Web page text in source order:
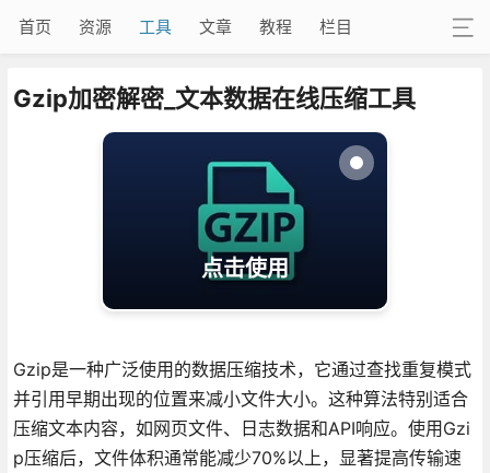
首页 资源 工具 文章 教程 栏目
Gzip加密解密_文本数据在线压缩工具
点击使用
Gzip是一种广泛使用的数据压缩技术，它通过查找重复模式
并引用早期出现的位置来减小文件大小。这种算法特别适合
压缩文本内容，如网页文件、日志数据和API响应。使用Gzi
p压缩后，文件体积通常能减少70%以上，显著提高传输速